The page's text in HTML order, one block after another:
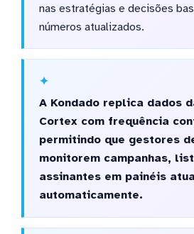
nas estratégias e decisões
números atualizados.
A Kondado replica dados
Cortex com frequência
permitindo que gestores
monitorem campanhas,
assinantes em painéis
automaticamente.